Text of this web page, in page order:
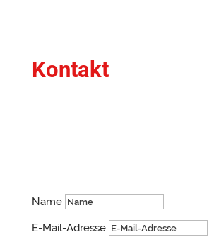
Kontakt
Name
E-Mail-Adresse